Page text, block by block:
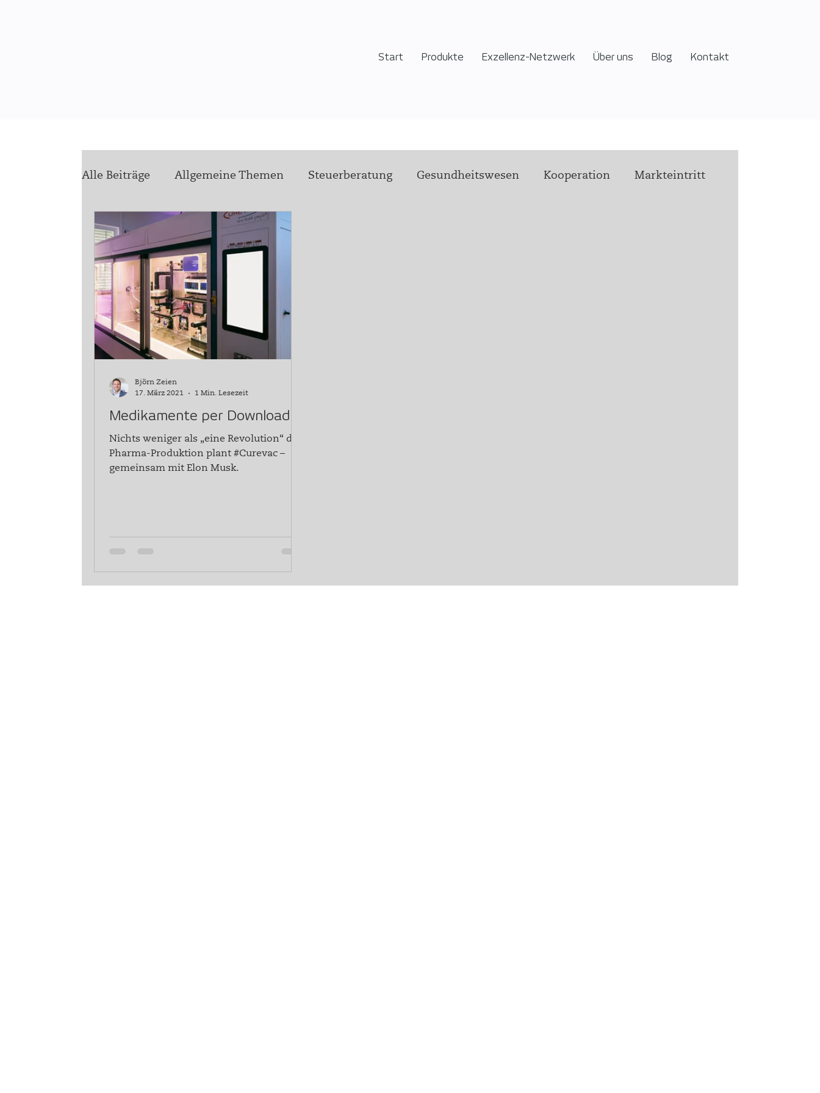
Start Produkte Exzellenz-Netzwerk Über uns Blog Kontakt
Alle Beiträge Allgemeine Themen Steuerberatung Gesundheitswesen Kooperation Markteintritt
health4ukraine Zukunft
Stellenausschreibungen
Unsere Dienstleistungen
Medikamente per Download
Nichts weniger als „eine Revolution“ der
Pharma-Produktion plant #Curevac –
gemeinsam mit Elon Musk.
Björn Zeien
17. März 2021
1 Min. Lesezeit